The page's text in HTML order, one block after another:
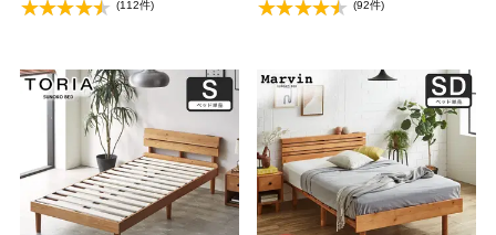
(112件) 送】 (92件)